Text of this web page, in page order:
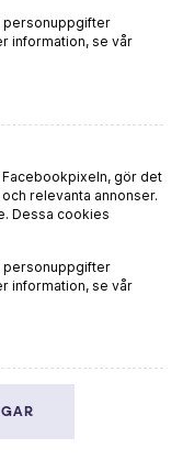
dryckestips på vår
Mat
personuppgifter
information, se vår
gör det
relevanta annonser.
Dessa cookies
personuppgifter
information, se vår